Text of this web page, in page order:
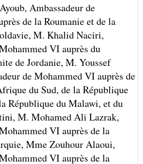
Ambassadeur de
de la Roumanie et de la
M. Khalid Naciri,
VI auprès du
de Jordanie, M. Youssef
de Mohammed VI auprès de
du Sud, de la République
République du Malawi, et du
M. Mohamed Ali Lazrak,
VI auprès de la
Mme Zouhour Alaoui,
VI auprès de la